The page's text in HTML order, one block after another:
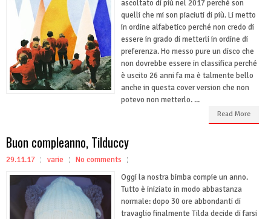
ascoltato di più nel 2017 perché son
quelli che mi son piaciuti di più. Li metto
in ordine alfabetico perché non credo di
essere in grado di metterli in ordine di
preferenza. Ho messo pure un disco che
non dovrebbe essere in classifica perché
è uscito 26 anni fa ma è talmente bello
anche in questa cover version che non
potevo non metterlo. ...
Read More
Buon compleanno, Tilduccy
29.11.17 varie
No comments
Oggi la nostra bimba compie un anno.
Tutto è iniziato in modo abbastanza
normale: dopo 30 ore abbondanti di
travaglio finalmente Tilda decide di farsi